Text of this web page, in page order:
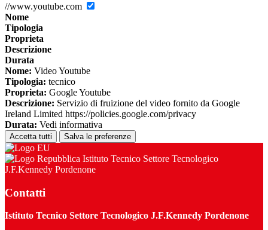
//www.youtube.com
Nome
Tipologia
Proprieta
Descrizione
Durata
Nome: Video Youtube
Tipologia: tecnico
Proprieta: Google Youtube
Descrizione: Servizio di fruizione del video fornito da Google
Ireland Limited https://policies.google.com/privacy
Durata: Vedi informativa
Accetta tutti Salva le preferenze
Istituto Tecnico Settore Tecnologico
J.F.Kennedy Pordenone
Contatti
Istituto Tecnico Settore Tecnologico J.F.Kennedy Pordenone